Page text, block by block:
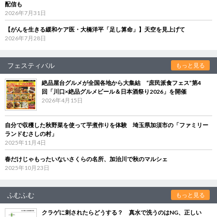
配信も
2026年7月31日
【がんを生きる緩和ケア医・大橋洋平「足し算命」】天空を見上げて
2026年7月28日
フェスティバル もっと見る
絶品屋台グルメが全国各地から大集結 “庶民派食フェス”第4
回「川口×絶品グルメビール＆日本酒祭り2026」を開催
2026年4月15日
自分で収穫した秋野菜を使って芋煮作りを体験 埼玉県加須市の「ファミリー
ランドむさしの村」
2025年11月4日
春だけじゃもったいないさくらの名所、加治川で秋のマルシェ
2025年10月23日
ふむふむ もっと見る
クラゲに刺されたらどうする？ 真水で洗うのはNG、正しい